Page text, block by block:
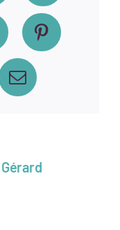
Tumblr Pinterest
Email